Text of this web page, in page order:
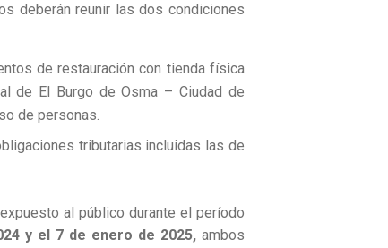
deberán reunir las dos condiciones
de restauración con tienda física
de El Burgo de Osma – Ciudad de
de personas.
tributarias incluidas las de
al público durante el período
y el 7 de enero de 2025,ambos